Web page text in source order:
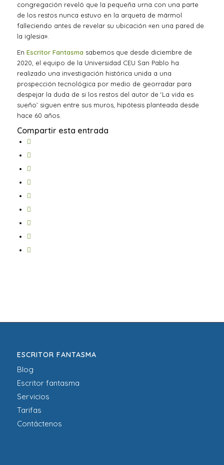
congregación reveló que la pequeña urna con una parte
de los restos nunca estuvo en la arqueta de mármol
falleciendo antes de revelar su ubicación «en una pared de
la iglesia».
En Escritor Fantasma sabemos que desde diciembre de
2020, el equipo de la Universidad CEU San Pablo ha
realizado una investigación histórica unida a una
prospección tecnológica por medio de georradar para
despejar la duda de si los restos del autor de ‘La vida es
sueño’ siguen entre sus muros, hipótesis planteada desde
hace 60 años.
Compartir esta entrada
ESCRITOR FANTASMA
Blog
Escritor fantasma
Servicios
Tarifas
Contáctenos